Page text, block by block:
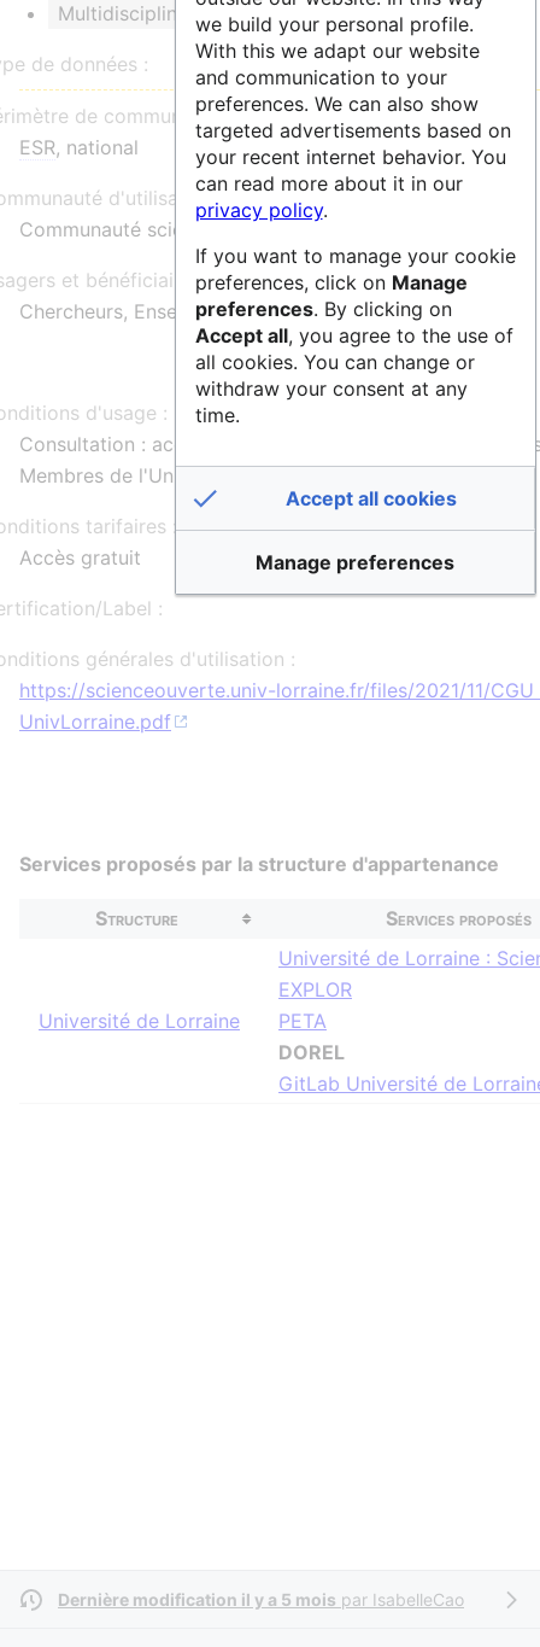
Multidisciplinaire Dataverse DOI
de données :
de communauté :
ESR, national
d'utilisateurs :
Communauté scientifique de l'Université de Lorraine
et bénéficiaires :
Chercheurs, Enseignants-chercheurs, Doctorants
d'usage :
Consultation : accès libre ou accès restreint aux
Membres de l'Université de Lorraine et leurs partenaires
tarifaires :
Accès gratuit
Label :
générales d'utilisation :
https://scienceouverte.univ-lorraine.fr/files/2021/11/CGU
UnivLorraine.pdf
Services proposés par la structure d'appartenance
Structure Services proposés
Université de Lorraine
Université de Lorraine :
EXPLOR
PETA
DOREL
GitLab Université de
Dernière modification il y a 5 mois par IsabelleCao
we build your personal profile.
With this we adapt our website
and communication to your
preferences. We can also show
targeted advertisements based on
your recent internet behavior. You
can read more about it in our
privacy policy.
If you want to manage your cookie
preferences, click on Manage
preferences. By clicking on
Accept all, you agree to the use of
all cookies. You can change or
withdraw your consent at any
time.
Accept all cookies
Manage preferences